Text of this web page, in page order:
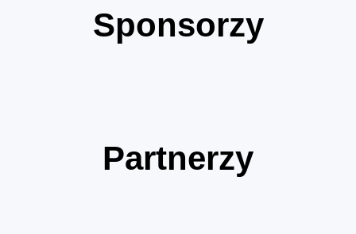
Sponsorzy
Partnerzy